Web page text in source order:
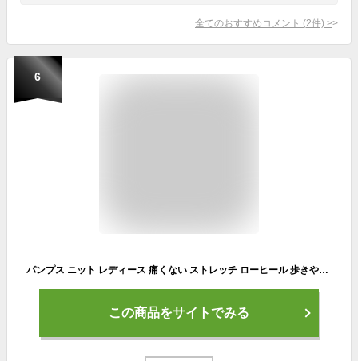
全てのおすすめコメント (2件) >
6
パンプス ニット レディース 痛くない ストレッチ ローヒール 歩きやすい 外反母趾 靴 22-26.5cm 疲れない 疲れにくい 秋冬 細身 通勤 おしゃれ 普段使い 大きいサイズ オフィス カジュアルシューズ ポインテッドトゥ ピンヒール 軽量 柔らかい
この商品をサイトでみる